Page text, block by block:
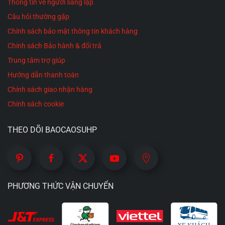
nghệ “Whisper-quiet” (rung siêu êm), phát ra
tiếng ồn cực nhỏ, giúp bạn giữ trọn không gian
Hoàn hảo cho người mới bắt đầu (Beginner-
friendly): Với những người chưa từng dùng đồ
chơi tình dục và e ngại sự thâm nhập sâu, trứng
rung mini là “lớp vỡ lòng” tuyệt vời nhất. Nó
ngoài để mang lại cực khoái nhẹ nhàng, dễ kiểm
Vũ khí bí mật cho màn dạo đầu (Foreplay):
trên cơ thể nhau (từ cổ, ngực, bụng dưới cho đến
vùng kín) trước khi chính thức nhập cuộc, giúp
tăng tiết dịch nhờn tự nhiên và đánh thức mọi rễ
Thông tin về người sáng lập
Câu hỏi thường gặp
Chính sách bảo mật thông tin khách hàng
Chính sách Bảo hành & đổi trả
Trung tâm trợ giúp
Hướng dẫn thanh toán
Chính sách giao nhận hàng
Chính sách cookie
THEO DÕI BAOCAOSUHP
PHƯƠNG THỨC VẬN CHUYỂN